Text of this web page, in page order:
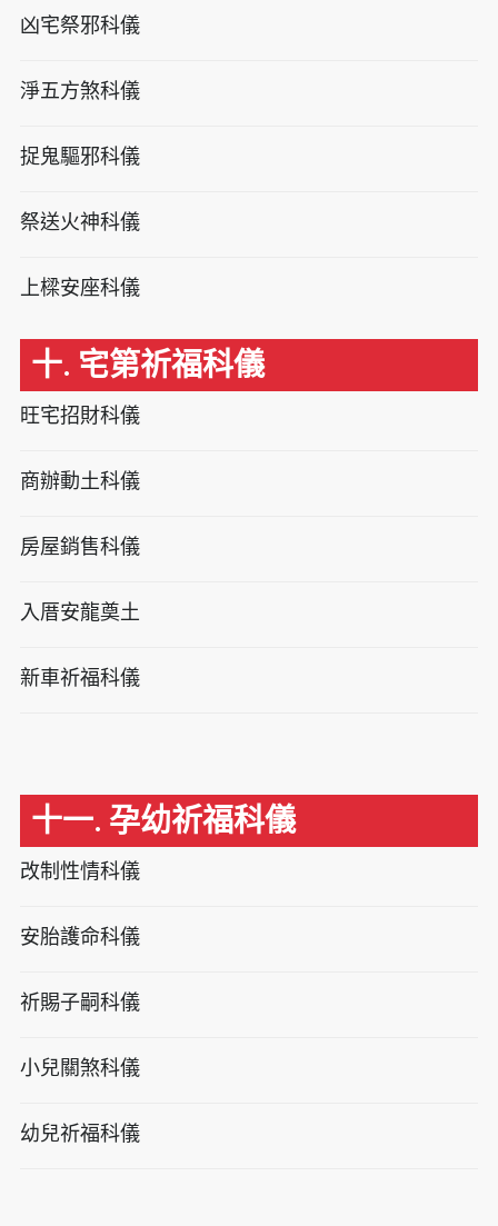
凶宅祭邪科儀
淨五方煞科儀
捉鬼驅邪科儀
祭送火神科儀
上樑安座科儀
十. 宅第祈福科儀
旺宅招財科儀
商辦動土科儀
房屋銷售科儀
入厝安龍奠土
新車祈福科儀
十一. 孕幼祈福科儀
改制性情科儀
安胎護命科儀
祈賜子嗣科儀
小兒關煞科儀
幼兒祈福科儀